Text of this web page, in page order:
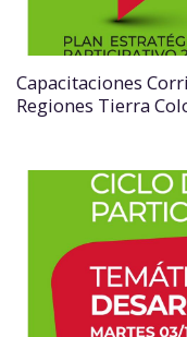
Capacitaciones
Regiones Tierra